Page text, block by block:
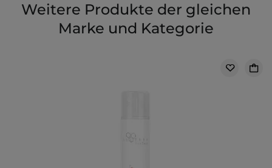
Weitere Produkte der gleichen
Marke und Kategorie